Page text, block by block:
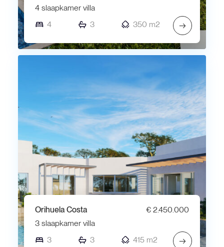
4 slaapkamer villa
4
3 350 m2 →
Orihuela Costa
€ 2.450.000
3 slaapkamer villa
3
3 415 m2 →